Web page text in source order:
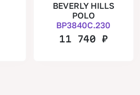
BEVERLY HILLS
POLO
BP3840C.230
11 740 ₽